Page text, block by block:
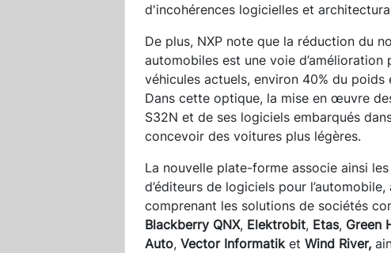
d'incohérences logicielles et
De plus, NXP note que la réduction du
automobiles est une voie
véhicules actuels, environ 40% du
Dans cette optique, la mise en œuvre
S32N et de ses logiciels embarqués
concevoir des voitures plus légères.
La nouvelle plate-forme associe ainsi
d’éditeurs de logiciels pour
comprenant les solutions de sociétés
Blackberry QNX, Elektrobit, Etas, Green
Auto, Vector Informatik et Wind River,